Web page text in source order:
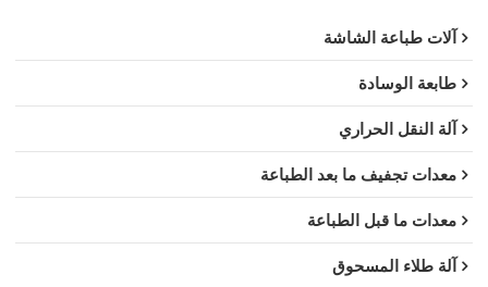
آلات طباعة الشاشة
طابعة الوسادة
آلة النقل الحراري
معدات تجفيف ما بعد الطباعة
معدات ما قبل الطباعة
آلة طلاء المسحوق